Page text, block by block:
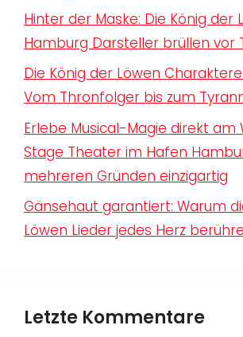
Hinter der Maske: Die König der
Hamburg Darsteller brüllen vor
Die König der Löwen
Vom Thronfolger bis zum
Erlebe Musical-Magie direkt am
Stage Theater im Hafen
mehreren Gründen einzigartig
Gänsehaut garantiert: Warum
Löwen Lieder jedes Herz
Letzte Kommentare